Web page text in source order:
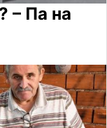
– Па на